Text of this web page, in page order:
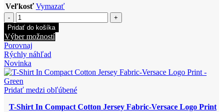
Veľkosť Vymazať
množstvo
T-
Shirt
In
Compact
Cotton
Jersey
Fabric
+
Medusa
Varsity
Pridať do košíka
Výber možnostíTento
variantov.
si
vybrať
Porovnaj
Rýchly náhľad
Novinka
Pridať medzi obľúbené
T-Shirt In Compact Cotton Jersey Fabric-Versace Logo Print